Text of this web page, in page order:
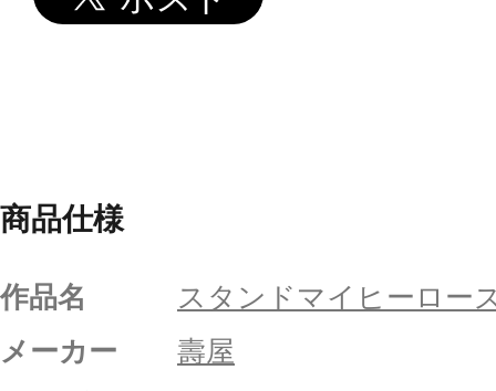
商品仕様
作品名
スタンドマイヒーロー
メーカー
壽屋